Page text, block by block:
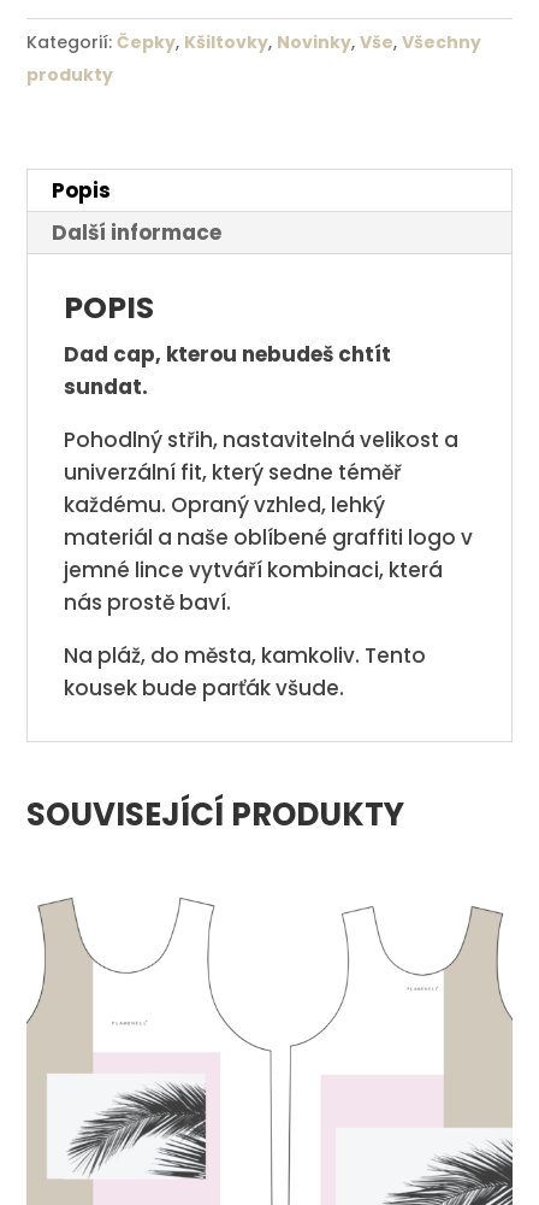
-
Sand
Dune
Kategorií:Čepky, Kšiltovky, Novinky,Vše,Všechny
produkty
Popis
Další informace
POPIS
Dad cap, kterou nebudeš chtít
sundat.
Pohodlný střih, nastavitelná velikost a
univerzální fit, který sedne téměř
každému. Opraný vzhled, lehký
materiál a naše oblíbené graffiti logo v
jemné lince vytváří kombinaci, která
nás prostě baví.
Na pláž, do města, kamkoliv. Tento
kousek bude parťák všude.
SOUVISEJÍCÍ PRODUKTY